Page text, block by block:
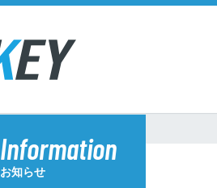
Information
お知らせ